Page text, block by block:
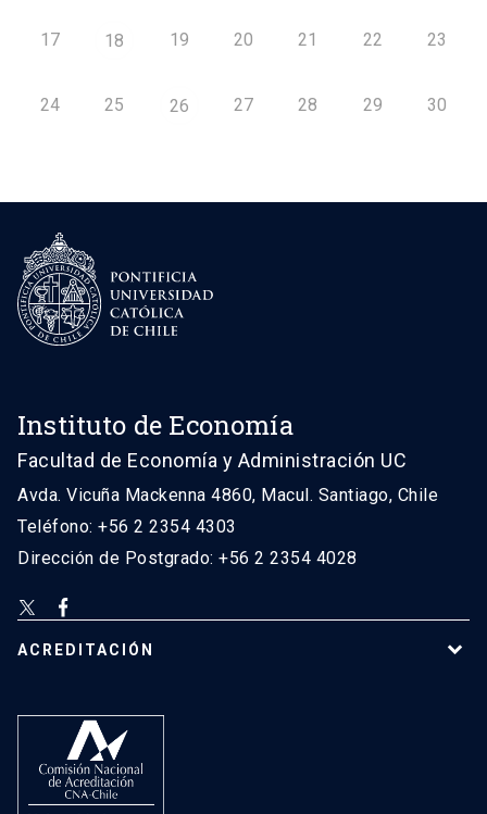
17 18 19 20 21 22 23
24 25 26 27 28 29 30
Instituto de Economía
Facultad de Economía y Administración UC
Avda. Vicuña Mackenna 4860, Macul. Santiago, Chile
Teléfono: +56 2 2354 4303
Dirección de Postgrado: +56 2 2354 4028
ACREDITACIÓN